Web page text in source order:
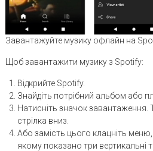
Завантажуйте музику офлайн на
Щоб завантажити музику з Spotify:
Відкрийте Spotify.
Знайдіть потрібний альбом або
Натисніть значок
стрілка вниз.
Або замість цього клацніть
якому показано три вертикальні